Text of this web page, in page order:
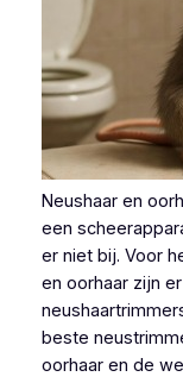
Neushaar en
een
er niet bij. Voor
en oorhaar zijn
beste
oorhaar en de